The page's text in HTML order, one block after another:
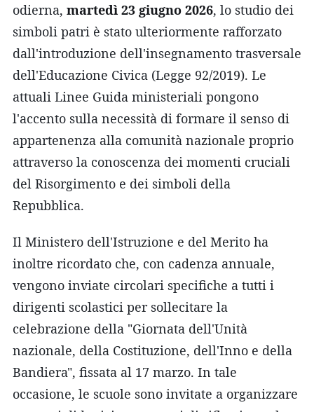
odierna, martedì 23 giugno 2026, lo studio dei
simboli patri è stato ulteriormente rafforzato
dall'introduzione dell'insegnamento trasversale
dell'Educazione Civica (Legge 92/2019). Le
attuali Linee Guida ministeriali pongono
l'accento sulla necessità di formare il senso di
appartenenza alla comunità nazionale proprio
attraverso la conoscenza dei momenti cruciali
del Risorgimento e dei simboli della
Repubblica.
Il Ministero dell'Istruzione e del Merito ha
inoltre ricordato che, con cadenza annuale,
vengono inviate circolari specifiche a tutti i
dirigenti scolastici per sollecitare la
celebrazione della "Giornata dell'Unità
nazionale, della Costituzione, dell'Inno e della
Bandiera", fissata al 17 marzo. In tale
occasione, le scuole sono invitate a organizzare